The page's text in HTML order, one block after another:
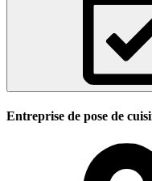
Entreprise de pose de